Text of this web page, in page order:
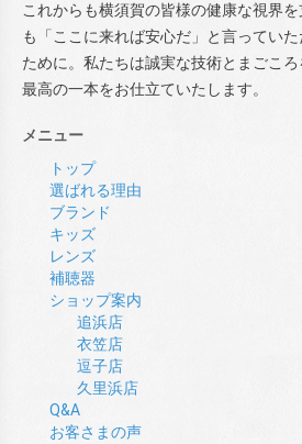
これからも横須賀の皆様の健康な視界
も「ここに来れば安心だ」と言ってい
ために。私たちは誠実な技術とまごこ
最高の一本をお仕立ていたします。
メニュー
トップ
選ばれる理由
ブランド
キッズ
レンズ
補聴器
ショップ案内
追浜店
衣笠店
逗子店
久里浜店
Q&A
お客さまの声